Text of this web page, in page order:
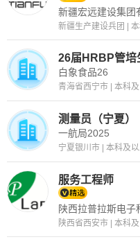
新疆宏远建设集团
新疆生产建设兵团 |
26届HRBP管培
白象食品26
青海省西宁市 | 本科
测量员（宁夏）
一航局2025
宁夏银川市 | 本科及
服务工程师
陕西拉普拉斯电子
陕西省西安市 | 本科